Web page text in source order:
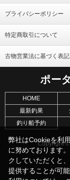
プライバシーポリシー
特定商取引について
古物営業法に基づく表記
ポー
HOME
最新釣果
釣り船予約
Copyright ©
弊社はCookieを利
に努めております
クしていただくと
提供することが可